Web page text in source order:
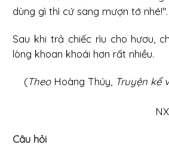
dùng gì thì cứ sang mượn tớ nhé!".
Sau khi trả chiếc rìu cho hươu,
lòng khoan khoái hơn rất nhiều.
(TheoHoàng Thúy, Truyện kể
Câu hỏi